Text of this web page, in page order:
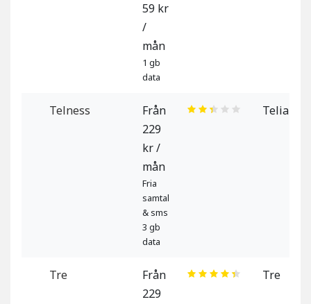
59 kr
/
mån
1 gb
data
Telness
Från
229
kr /
mån
Fria
samtal
& sms
3 gb
data
Telia
Tre
Från
229
Tre